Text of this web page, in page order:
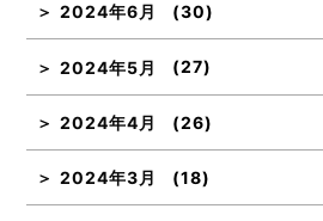
2024年6月 (30)
2024年5月 (27)
2024年4月 (26)
2024年3月 (18)